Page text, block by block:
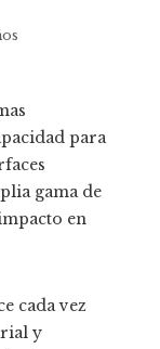
para
gama de
en
cada vez
y